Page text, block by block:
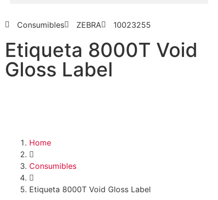
Consumibles ZEBRA 10023255
Etiqueta 8000T Void
Gloss Label
Home
Consumibles
Etiqueta 8000T Void Gloss Label